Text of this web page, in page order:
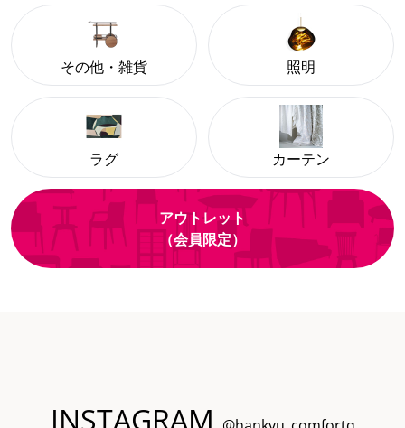
その他・雑貨 照明
ラグ カーテン
アウトレット
（会員限定）
INSTAGRAM